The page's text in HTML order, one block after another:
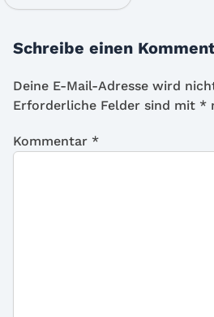
Schreibe einen
Deine E-Mail-Adresse wird
Erforderliche Felder sind mit *
Kommentar *